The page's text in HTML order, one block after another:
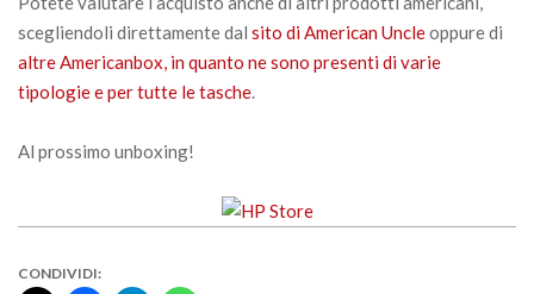
scegliendoli direttamente dal sito di American Uncleoppure di
altre Americanbox, in quanto ne sono presenti di varie
tipologie e per tutte le tasche.
Al prossimo unboxing!
CONDIVIDI: